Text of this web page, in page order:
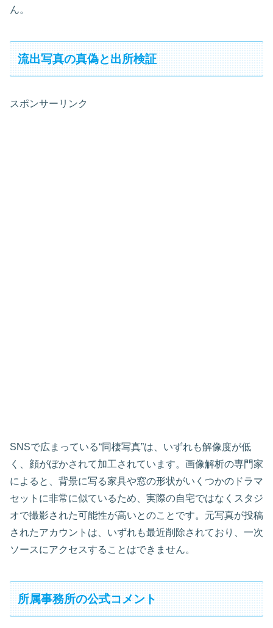
ん。
流出写真の真偽と出所検証
スポンサーリンク
SNSで広まっている“同棲写真”は、いずれも解像度が低
く、顔がぼかされて加工されています。画像解析の専門家
によると、背景に写る家具や窓の形状がいくつかのドラマ
セットに非常に似ているため、実際の自宅ではなくスタジ
オで撮影された可能性が高いとのことです。元写真が投稿
されたアカウントは、いずれも最近削除されており、一次
ソースにアクセスすることはできません。
所属事務所の公式コメント